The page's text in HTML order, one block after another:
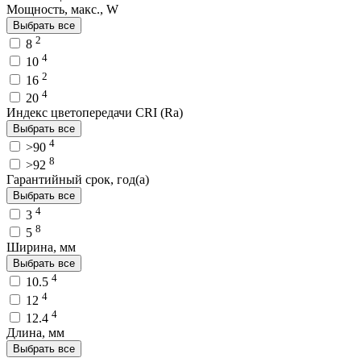
Мощность, макс., W
Выбрать все
8 2
10 4
16 2
20 4
Индекс цветопередачи CRI (Ra)
Выбрать все
>90 4
>92 8
Гарантийный срок, год(а)
Выбрать все
3 4
5 8
Ширина, мм
Выбрать все
10.5 4
12 4
12.4 4
Длина, мм
Выбрать все